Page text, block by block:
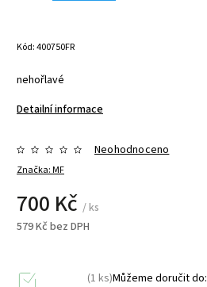
Kód:400750FR
nehořlavé
Detailní informace
Značka:MF
Neohodnoceno
700 Kč / ks
579 Kč bez DPH
(1 ks)Můžeme doručit do: